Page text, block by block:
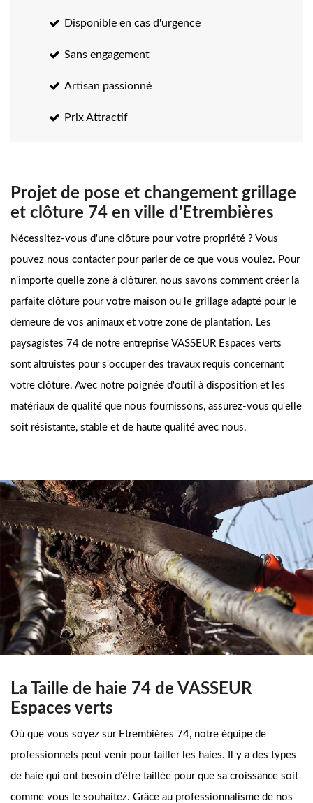
Disponible en cas d'urgence
Sans engagement
Artisan passionné
Prix Attractif
Projet de pose et changement grillage
et clôture 74 en ville d’Etrembières
Nécessitez-vous d'une clôture pour votre propriété ? Vous
pouvez nous contacter pour parler de ce que vous voulez. Pour
n’importe quelle zone à clôturer, nous savons comment créer la
parfaite clôture pour votre maison ou le grillage adapté pour le
demeure de vos animaux et votre zone de plantation. Les
paysagistes 74 de notre entreprise VASSEUR Espaces verts
sont altruistes pour s'occuper des travaux requis concernant
votre clôture. Avec notre poignée d'outil à disposition et les
matériaux de qualité que nous fournissons, assurez-vous qu'elle
soit résistante, stable et de haute qualité avec nous.
La Taille de haie 74 de VASSEUR
Espaces verts
Où que vous soyez sur Etrembières 74, notre équipe de
professionnels peut venir pour tailler les haies. Il y a des types
de haie qui ont besoin d'être taillée pour que sa croissance soit
comme vous le souhaitez. Grâce au professionnalisme de nos